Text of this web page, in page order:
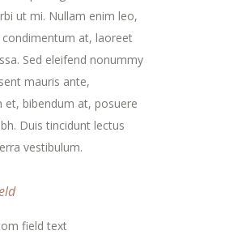
ut mi. Nullam enim leo,
condimentum at, laoreet
Sed eleifend nonummy
mauris ante,
et, bibendum at, posuere
Duis tincidunt lectus
vestibulum.
field text